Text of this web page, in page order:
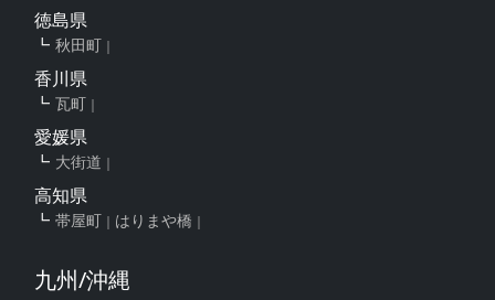
徳島県
秋田町
香川県
瓦町
愛媛県
大街道
高知県
帯屋町 はりまや橋
九州/沖縄